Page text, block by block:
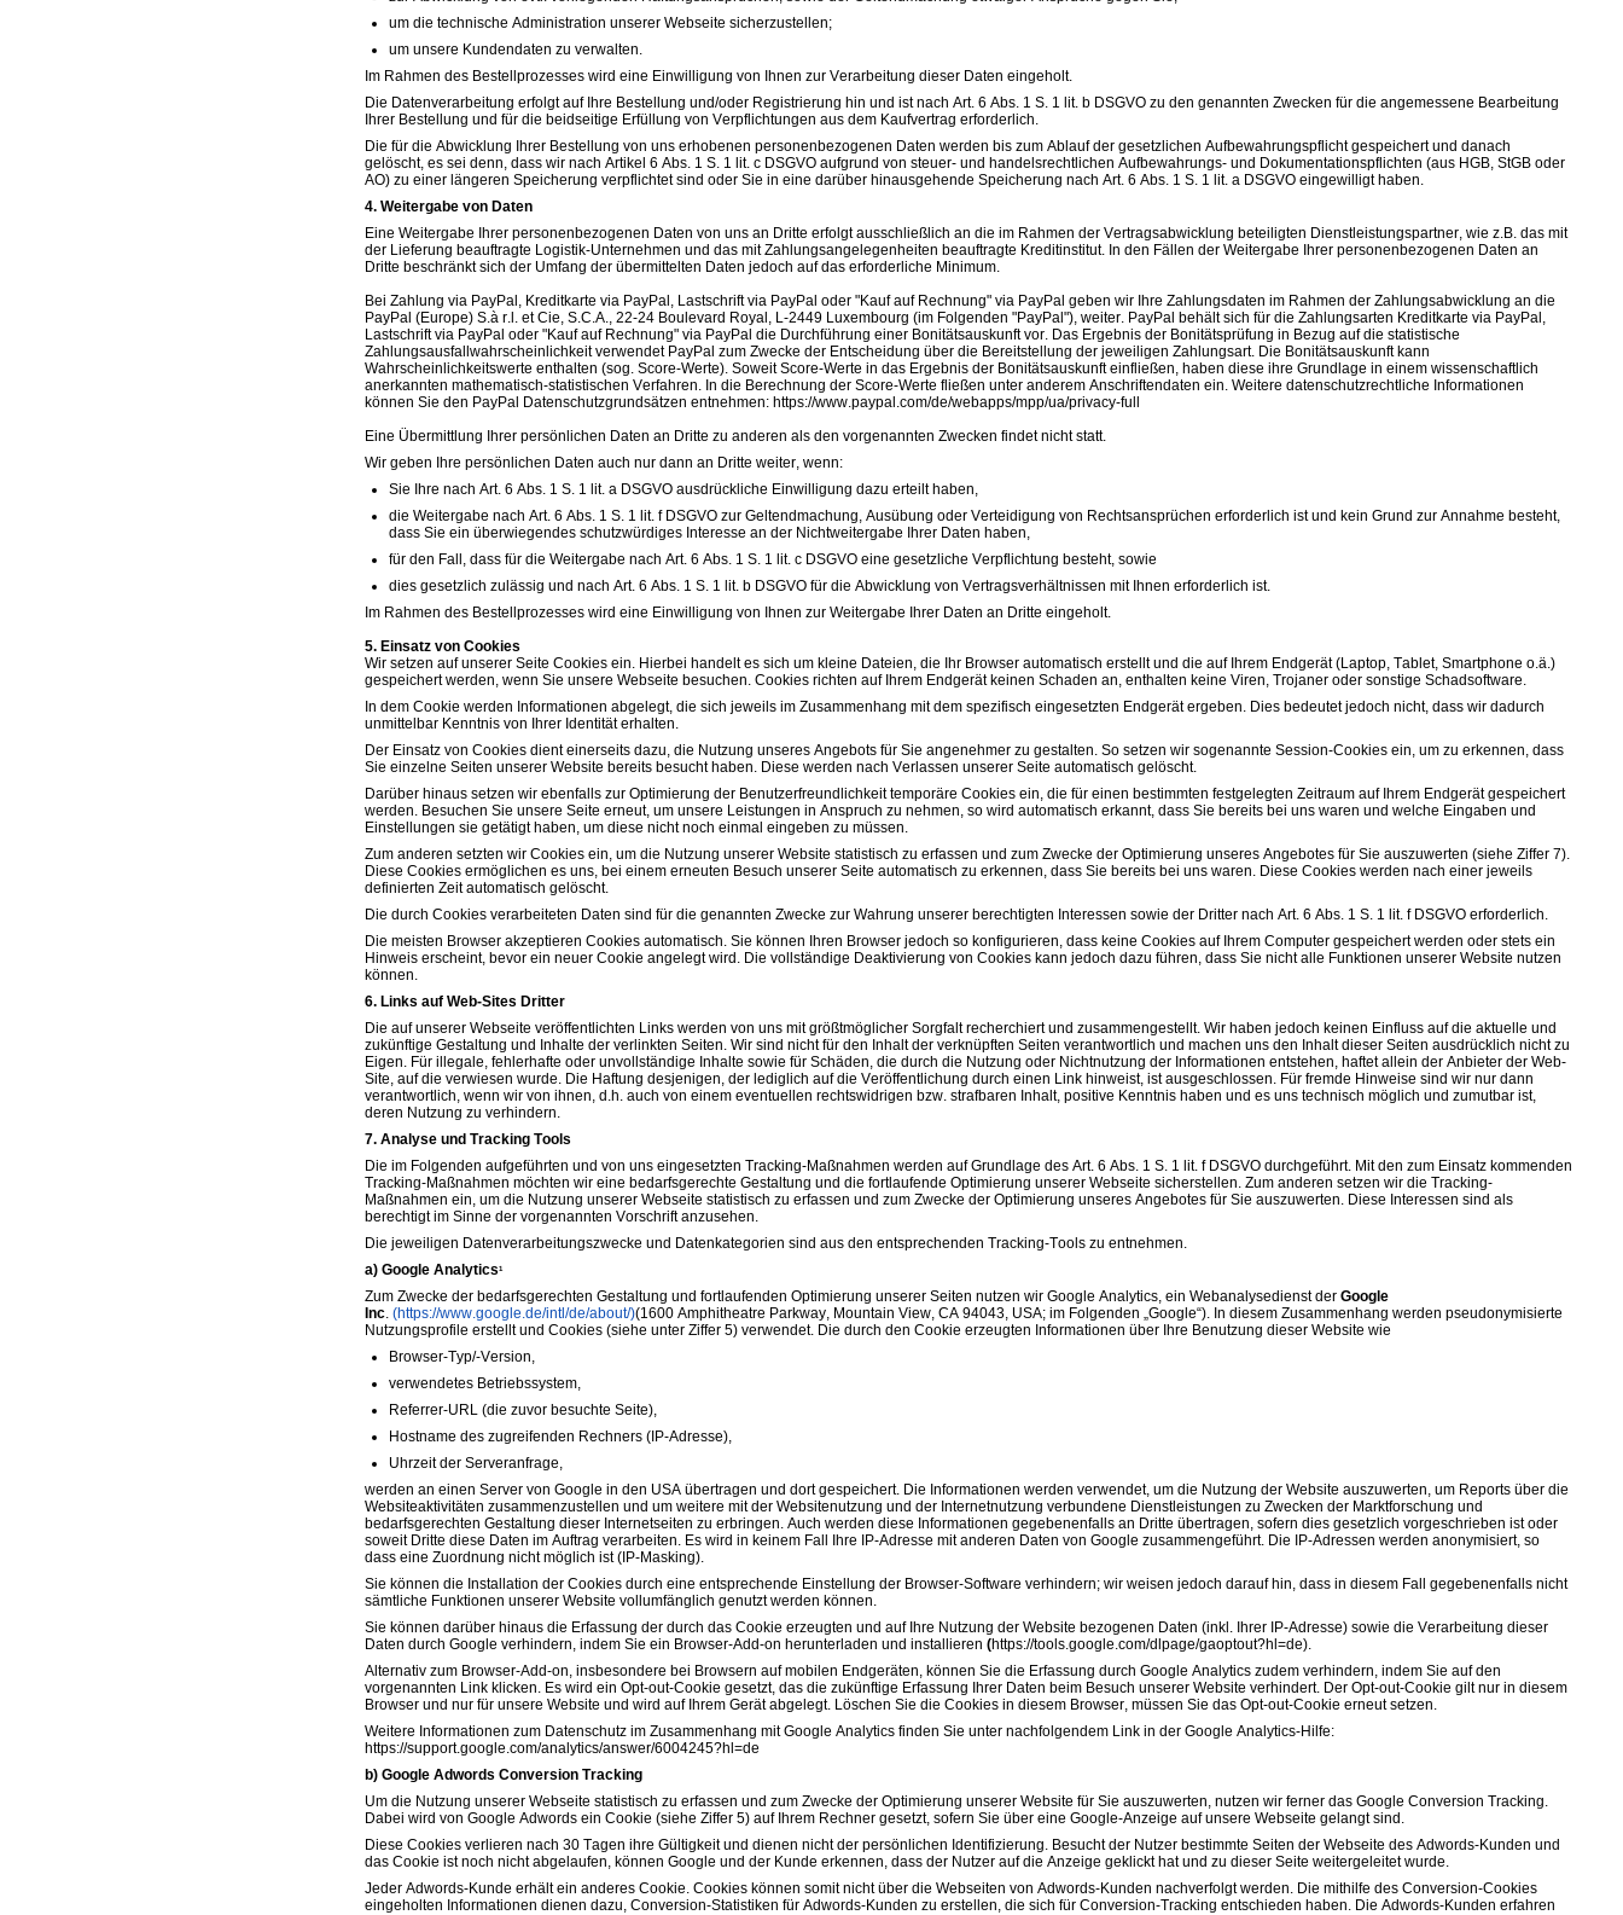
um die technische Administration unserer Webseite sicherzustellen;
um unsere Kundendaten zu verwalten.
Im Rahmen des Bestellprozesses wird eine Einwilligung von Ihnen zur Verarbeitung dieser Daten eingeholt.
Die Datenverarbeitung erfolgt auf Ihre Bestellung und/oder Registrierung hin und ist nach Art. 6 Abs. 1 S. 1 lit. b DSGVO zu den genannten Zwecken für die angemessene Bearbeitung
Ihrer Bestellung und für die beidseitige Erfüllung von Verpflichtungen aus dem Kaufvertrag erforderlich.
Die für die Abwicklung Ihrer Bestellung von uns erhobenen personenbezogenen Daten werden bis zum Ablauf der gesetzlichen Aufbewahrungspflicht gespeichert und danach
gelöscht, es sei denn, dass wir nach Artikel 6 Abs. 1 S. 1 lit. c DSGVO aufgrund von steuer- und handelsrechtlichen Aufbewahrungs- und Dokumentationspflichten (aus HGB, StGB oder
AO) zu einer längeren Speicherung verpflichtet sind oder Sie in eine darüber hinausgehende Speicherung nach Art. 6 Abs. 1 S. 1 lit. a DSGVO eingewilligt haben.
4. Weitergabe von Daten
Eine Weitergabe Ihrer personenbezogenen Daten von uns an Dritte erfolgt ausschließlich an die im Rahmen der Vertragsabwicklung beteiligten Dienstleistungspartner, wie z.B. das mit
der Lieferung beauftragte Logistik-Unternehmen und das mit Zahlungsangelegenheiten beauftragte Kreditinstitut. In den Fällen der Weitergabe Ihrer personenbezogenen Daten an
Dritte beschränkt sich der Umfang der übermittelten Daten jedoch auf das erforderliche Minimum.
Bei Zahlung via PayPal, Kreditkarte via PayPal, Lastschrift via PayPal oder "Kauf auf Rechnung" via PayPal geben wir Ihre Zahlungsdaten im Rahmen der Zahlungsabwicklung an die
PayPal (Europe) S.à r.l. et Cie, S.C.A., 22-24 Boulevard Royal, L-2449 Luxembourg (im Folgenden "PayPal"), weiter. PayPal behält sich für die Zahlungsarten Kreditkarte via PayPal,
Lastschrift via PayPal oder "Kauf auf Rechnung" via PayPal die Durchführung einer Bonitätsauskunft vor. Das Ergebnis der Bonitätsprüfung in Bezug auf die statistische
Zahlungsausfallwahrscheinlichkeit verwendet PayPal zum Zwecke der Entscheidung über die Bereitstellung der jeweiligen Zahlungsart. Die Bonitätsauskunft kann
Wahrscheinlichkeitswerte enthalten (sog. Score-Werte). Soweit Score-Werte in das Ergebnis der Bonitätsauskunft einfließen, haben diese ihre Grundlage in einem wissenschaftlich
anerkannten mathematisch-statistischen Verfahren. In die Berechnung der Score-Werte fließen unter anderem Anschriftendaten ein. Weitere datenschutzrechtliche Informationen
können Sie den PayPal Datenschutzgrundsätzen entnehmen: https://www.paypal.com/de/webapps/mpp/ua/privacy-full
Eine Übermittlung Ihrer persönlichen Daten an Dritte zu anderen als den vorgenannten Zwecken findet nicht statt.
Wir geben Ihre persönlichen Daten auch nur dann an Dritte weiter, wenn:
Sie Ihre nach Art. 6 Abs. 1 S. 1 lit. a DSGVO ausdrückliche Einwilligung dazu erteilt haben,
die Weitergabe nach Art. 6 Abs. 1 S. 1 lit. f DSGVO zur Geltendmachung, Ausübung oder Verteidigung von Rechtsansprüchen erforderlich ist und kein Grund zur Annahme besteht,
dass Sie ein überwiegendes schutzwürdiges Interesse an der Nichtweitergabe Ihrer Daten haben,
für den Fall, dass für die Weitergabe nach Art. 6 Abs. 1 S. 1 lit. c DSGVO eine gesetzliche Verpflichtung besteht, sowie
dies gesetzlich zulässig und nach Art. 6 Abs. 1 S. 1 lit. b DSGVO für die Abwicklung von Vertragsverhältnissen mit Ihnen erforderlich ist.
Im Rahmen des Bestellprozesses wird eine Einwilligung von Ihnen zur Weitergabe Ihrer Daten an Dritte eingeholt.
5. Einsatz von Cookies
Wir setzen auf unserer Seite Cookies ein. Hierbei handelt es sich um kleine Dateien, die Ihr Browser automatisch erstellt und die auf Ihrem Endgerät (Laptop, Tablet, Smartphone o.ä.)
gespeichert werden, wenn Sie unsere Webseite besuchen. Cookies richten auf Ihrem Endgerät keinen Schaden an, enthalten keine Viren, Trojaner oder sonstige Schadsoftware.
In dem Cookie werden Informationen abgelegt, die sich jeweils im Zusammenhang mit dem spezifisch eingesetzten Endgerät ergeben. Dies bedeutet jedoch nicht, dass wir dadurch
unmittelbar Kenntnis von Ihrer Identität erhalten.
Der Einsatz von Cookies dient einerseits dazu, die Nutzung unseres Angebots für Sie angenehmer zu gestalten. So setzen wir sogenannte Session-Cookies ein, um zu erkennen, dass
Sie einzelne Seiten unserer Website bereits besucht haben. Diese werden nach Verlassen unserer Seite automatisch gelöscht.
Darüber hinaus setzen wir ebenfalls zur Optimierung der Benutzerfreundlichkeit temporäre Cookies ein, die für einen bestimmten festgelegten Zeitraum auf Ihrem Endgerät gespeichert
werden. Besuchen Sie unsere Seite erneut, um unsere Leistungen in Anspruch zu nehmen, so wird automatisch erkannt, dass Sie bereits bei uns waren und welche Eingaben und
Einstellungen sie getätigt haben, um diese nicht noch einmal eingeben zu müssen.
Zum anderen setzten wir Cookies ein, um die Nutzung unserer Website statistisch zu erfassen und zum Zwecke der Optimierung unseres Angebotes für Sie auszuwerten (siehe Ziffer 7).
Diese Cookies ermöglichen es uns, bei einem erneuten Besuch unserer Seite automatisch zu erkennen, dass Sie bereits bei uns waren. Diese Cookies werden nach einer jeweils
definierten Zeit automatisch gelöscht.
Die durch Cookies verarbeiteten Daten sind für die genannten Zwecke zur Wahrung unserer berechtigten Interessen sowie der Dritter nach Art. 6 Abs. 1 S. 1 lit. f DSGVO erforderlich.
Die meisten Browser akzeptieren Cookies automatisch. Sie können Ihren Browser jedoch so konfigurieren, dass keine Cookies auf Ihrem Computer gespeichert werden oder stets ein
Hinweis erscheint, bevor ein neuer Cookie angelegt wird. Die vollständige Deaktivierung von Cookies kann jedoch dazu führen, dass Sie nicht alle Funktionen unserer Website nutzen
können.
6. Links auf Web-Sites Dritter
Die auf unserer Webseite veröffentlichten Links werden von uns mit größtmöglicher Sorgfalt recherchiert und zusammengestellt. Wir haben jedoch keinen Einfluss auf die aktuelle und
zukünftige Gestaltung und Inhalte der verlinkten Seiten. Wir sind nicht für den Inhalt der verknüpften Seiten verantwortlich und machen uns den Inhalt dieser Seiten ausdrücklich nicht zu
Eigen. Für illegale, fehlerhafte oder unvollständige Inhalte sowie für Schäden, die durch die Nutzung oder Nichtnutzung der Informationen entstehen, haftet allein der Anbieter der Web-
Site, auf die verwiesen wurde. Die Haftung desjenigen, der lediglich auf die Veröffentlichung durch einen Link hinweist, ist ausgeschlossen. Für fremde Hinweise sind wir nur dann
verantwortlich, wenn wir von ihnen, d.h. auch von einem eventuellen rechtswidrigen bzw. strafbaren Inhalt, positive Kenntnis haben und es uns technisch möglich und zumutbar ist,
deren Nutzung zu verhindern.
7. Analyse und Tracking Tools
Die im Folgenden aufgeführten und von uns eingesetzten Tracking-Maßnahmen werden auf Grundlage des Art. 6 Abs. 1 S. 1 lit. f DSGVO durchgeführt. Mit den zum Einsatz kommenden
Tracking-Maßnahmen möchten wir eine bedarfsgerechte Gestaltung und die fortlaufende Optimierung unserer Webseite sicherstellen. Zum anderen setzen wir die Tracking-
Maßnahmen ein, um die Nutzung unserer Webseite statistisch zu erfassen und zum Zwecke der Optimierung unseres Angebotes für Sie auszuwerten. Diese Interessen sind als
berechtigt im Sinne der vorgenannten Vorschrift anzusehen.
Die jeweiligen Datenverarbeitungszwecke und Datenkategorien sind aus den entsprechenden Tracking-Tools zu entnehmen.
a) Google Analytics1
Zum Zwecke der bedarfsgerechten Gestaltung und fortlaufenden Optimierung unserer Seiten nutzen wir Google Analytics, ein Webanalysedienst der Google
Inc. (https://www.google.de/intl/de/about/)(1600 Amphitheatre Parkway, Mountain View, CA 94043, USA; im Folgenden „Google“). In diesem Zusammenhang werden pseudonymisierte
Nutzungsprofile erstellt und Cookies (siehe unter Ziffer 5) verwendet. Die durch den Cookie erzeugten Informationen über Ihre Benutzung dieser Website wie
Browser-Typ/-Version,
verwendetes Betriebssystem,
Referrer-URL (die zuvor besuchte Seite),
Hostname des zugreifenden Rechners (IP-Adresse),
Uhrzeit der Serveranfrage,
werden an einen Server von Google in den USA übertragen und dort gespeichert. Die Informationen werden verwendet, um die Nutzung der Website auszuwerten, um Reports über die
Websiteaktivitäten zusammenzustellen und um weitere mit der Websitenutzung und der Internetnutzung verbundene Dienstleistungen zu Zwecken der Marktforschung und
bedarfsgerechten Gestaltung dieser Internetseiten zu erbringen. Auch werden diese Informationen gegebenenfalls an Dritte übertragen, sofern dies gesetzlich vorgeschrieben ist oder
soweit Dritte diese Daten im Auftrag verarbeiten. Es wird in keinem Fall Ihre IP-Adresse mit anderen Daten von Google zusammengeführt. Die IP-Adressen werden anonymisiert, so
dass eine Zuordnung nicht möglich ist (IP-Masking).
Sie können die Installation der Cookies durch eine entsprechende Einstellung der Browser-Software verhindern; wir weisen jedoch darauf hin, dass in diesem Fall gegebenenfalls nicht
sämtliche Funktionen unserer Website vollumfänglich genutzt werden können.
Sie können darüber hinaus die Erfassung der durch das Cookie erzeugten und auf Ihre Nutzung der Website bezogenen Daten (inkl. Ihrer IP-Adresse) sowie die Verarbeitung dieser
Daten durch Google verhindern, indem Sie ein Browser-Add-on herunterladen und installieren (https://tools.google.com/dlpage/gaoptout?hl=de).
Alternativ zum Browser-Add-on, insbesondere bei Browsern auf mobilen Endgeräten, können Sie die Erfassung durch Google Analytics zudem verhindern, indem Sie auf den
vorgenannten Link klicken. Es wird ein Opt-out-Cookie gesetzt, das die zukünftige Erfassung Ihrer Daten beim Besuch unserer Website verhindert. Der Opt-out-Cookie gilt nur in diesem
Browser und nur für unsere Website und wird auf Ihrem Gerät abgelegt. Löschen Sie die Cookies in diesem Browser, müssen Sie das Opt-out-Cookie erneut setzen.
Weitere Informationen zum Datenschutz im Zusammenhang mit Google Analytics finden Sie unter nachfolgendem Link in der Google Analytics-Hilfe:
https://support.google.com/analytics/answer/6004245?hl=de
b) Google Adwords Conversion Tracking
Um die Nutzung unserer Webseite statistisch zu erfassen und zum Zwecke der Optimierung unserer Website für Sie auszuwerten, nutzen wir ferner das Google Conversion Tracking.
Dabei wird von Google Adwords ein Cookie (siehe Ziffer 5) auf Ihrem Rechner gesetzt, sofern Sie über eine Google-Anzeige auf unsere Webseite gelangt sind.
Diese Cookies verlieren nach 30 Tagen ihre Gültigkeit und dienen nicht der persönlichen Identifizierung. Besucht der Nutzer bestimmte Seiten der Webseite des Adwords-Kunden und
das Cookie ist noch nicht abgelaufen, können Google und der Kunde erkennen, dass der Nutzer auf die Anzeige geklickt hat und zu dieser Seite weitergeleitet wurde.
Jeder Adwords-Kunde erhält ein anderes Cookie. Cookies können somit nicht über die Webseiten von Adwords-Kunden nachverfolgt werden. Die mithilfe des Conversion-Cookies
eingeholten Informationen dienen dazu, Conversion-Statistiken für Adwords-Kunden zu erstellen, die sich für Conversion-Tracking entschieden haben. Die Adwords-Kunden erfahren